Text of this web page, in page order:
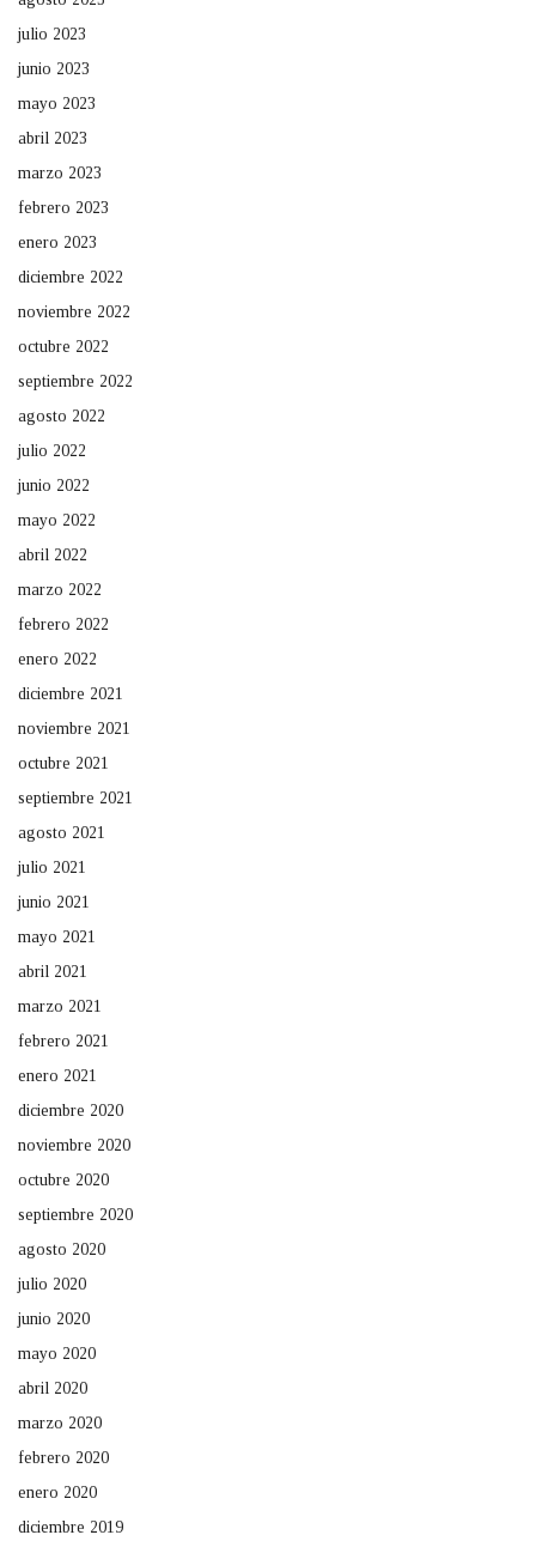
julio 2023
junio 2023
mayo 2023
abril 2023
marzo 2023
febrero 2023
enero 2023
diciembre 2022
noviembre 2022
octubre 2022
septiembre 2022
agosto 2022
julio 2022
junio 2022
mayo 2022
abril 2022
marzo 2022
febrero 2022
enero 2022
diciembre 2021
noviembre 2021
octubre 2021
septiembre 2021
agosto 2021
julio 2021
junio 2021
mayo 2021
abril 2021
marzo 2021
febrero 2021
enero 2021
diciembre 2020
noviembre 2020
octubre 2020
septiembre 2020
agosto 2020
julio 2020
junio 2020
mayo 2020
abril 2020
marzo 2020
febrero 2020
enero 2020
diciembre 2019